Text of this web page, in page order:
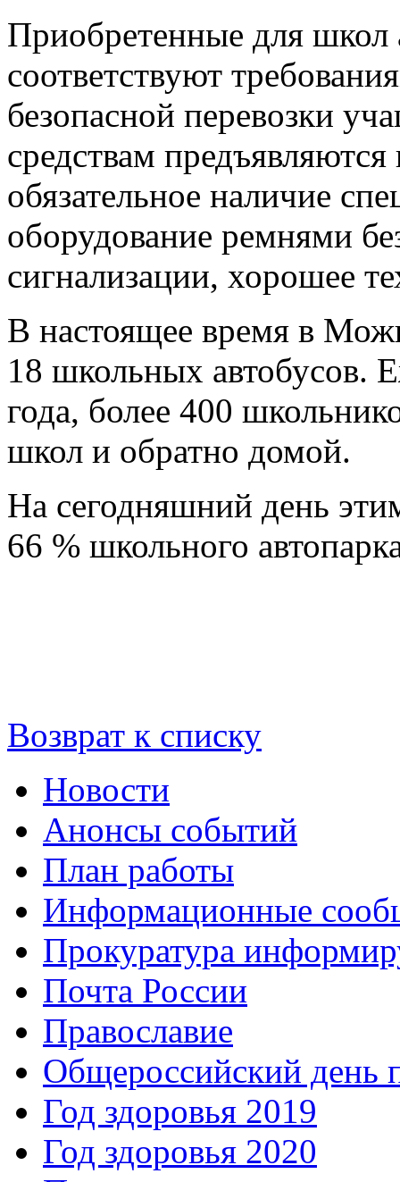
Приобретенные для школ
соответствуют
безопасной перевозки
средствам
обязательное наличие
оборудование ремнями
сигнализации, хорошее
В настоящее время в
18 школьных автобусов.
года, более 400
школ и обратно домой.
На сегодняшний день
66 % школьного
Возврат к списку
Новости
Анонсы событий
План работы
Информационные
Прокуратура
Почта России
Православие
Общероссийский день
Год здоровья 2019
Год здоровья 2020